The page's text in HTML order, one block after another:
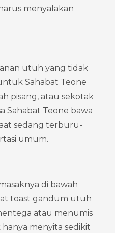
menyalakan
utuh yang tidak
Sahabat Teone
pisang, atau sekotak
Sahabat Teone bawa
sedang terburu-
umum.
di bawah
toast gandum utuh
atau menumis
menyita sedikit